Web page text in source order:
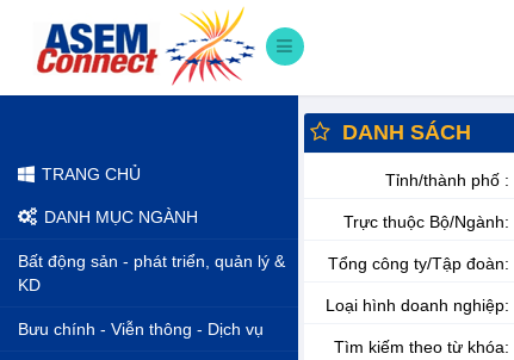
TRANG CHỦ
DANH MỤC NGÀNH
Bất động sản - phát triển, quản lý &
KD
Bưu chính - Viễn thông - Dịch vụ
DANH SÁCH
Tỉnh/thành phố :
Trực thuộc Bộ/Ngành:
Tổng công ty/Tập đoàn:
Loại hình doanh nghiệp:
Tìm kiếm theo từ khóa: